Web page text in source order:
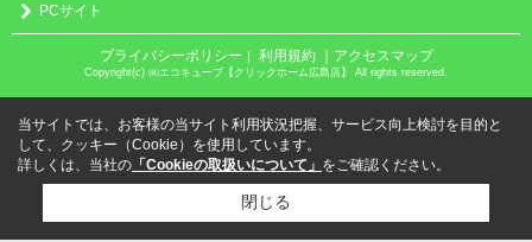
PCサイト
プライバシーポリシー ｜ 利用規約 ｜アクセスマップ
Copyright(c) ㈱エコキューブ【クリックホーム広島店】 All rights reserved.
当サイトでは、お客様の当サイト利用状況把握、サービス向上検討を目的と
して、クッキー（Cookie）を使用しています。
詳しくは、当社の 「Cookieの取扱いについて」 をご確認ください。
閉じる